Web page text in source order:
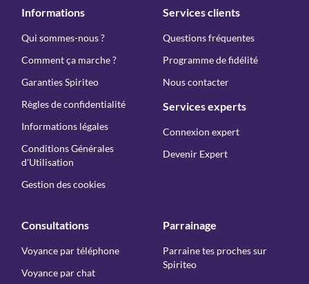
Informations
Qui sommes-nous ?
Comment ça marche ?
Garanties Spiriteo
Règles de confidentialité
Informations légales
Conditions Générales
d'Utilisation
Gestion des cookies
Services clients
Questions fréquentes
Programme de fidélité
Nous contacter
Services experts
Connexion expert
Devenir Expert
Consultations
Voyance par téléphone
Voyance par chat
Parrainage
Parraine tes proches sur
Spiriteo